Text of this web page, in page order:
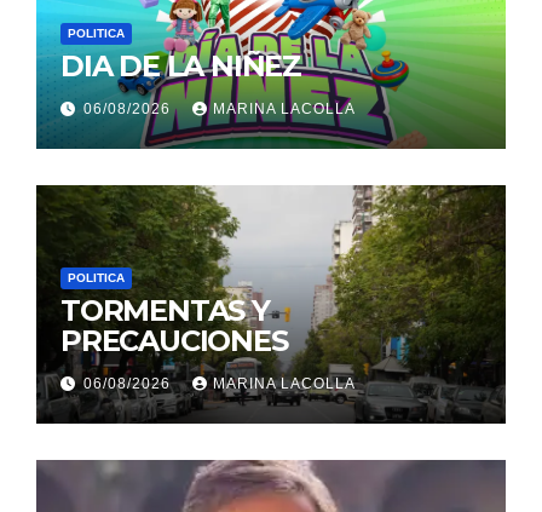
POLITICA
DIA DE LA NIÑEZ
06/08/2026 MARINA LACOLLA
POLITICA
TORMENTAS Y
PRECAUCIONES
06/08/2026 MARINA LACOLLA